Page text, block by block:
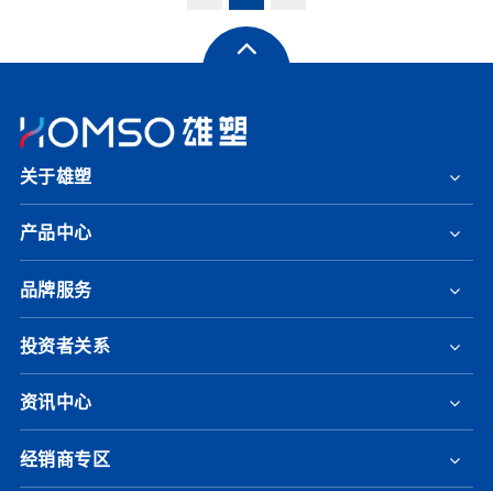
关于雄塑
产品中心
品牌服务
投资者关系
资讯中心
经销商专区